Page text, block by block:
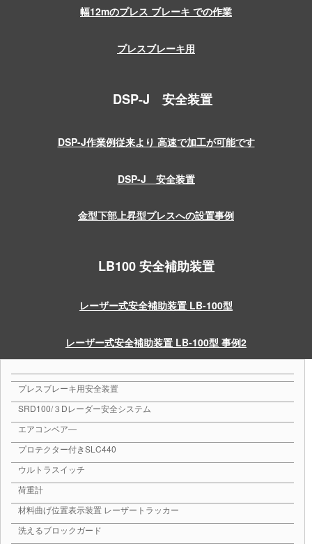
幅12mのプレス ブレーキ での作業
プレスブレーキ用
DSP-J 安全装置
DSP-J作業例従来より 高速で加工が可能です
DSP-J 安全装置
金型下部上昇型プレスへの設置事例
LB100 安全補助装置
レーザー式安全補助装置 LB-100型
レーザー式安全補助装置 LB-100型 事例2
プレスブレーキ用安全装置
SRD100/３Dレーダー安全システム
エアコンベア―
プロテクター付きSLC440
ウルトラスイッチ
荷重計
材料曲げ位置表示装置 レーザートラッカー
洗えるブロックガード